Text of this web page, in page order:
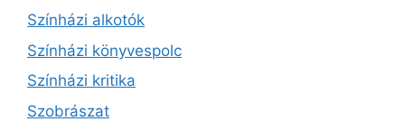
Színházi alkotók
Színházi könyvespolc
Színházi kritika
Szobrászat